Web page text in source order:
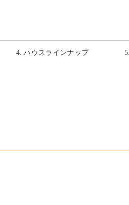
4. ハウスラインナップ